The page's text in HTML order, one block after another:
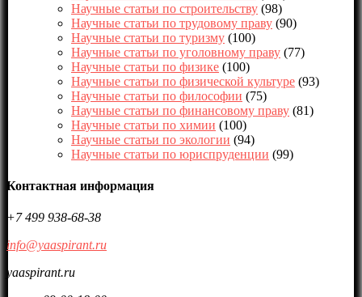
Научные статьи по строительству (98)
Научные статьи по трудовому праву (90)
Научные статьи по туризму (100)
Научные статьи по уголовному праву (77)
Научные статьи по физике (100)
Научные статьи по физической культуре (93)
Научные статьи по философии (75)
Научные статьи по финансовому праву (81)
Научные статьи по химии (100)
Научные статьи по экологии (94)
Научные статьи по юриспруденции (99)
Контактная информация
+7 499 938-68-38
info@yaaspirant.ru
yaaspirant.ru